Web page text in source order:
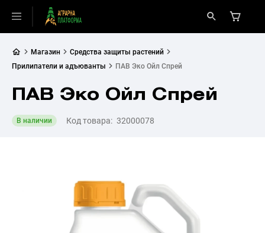
Магазин
Средства защиты растений
Прилипатели и адъюванты
ПАВ Эко Ойл Спрей
ПАВ Эко Ойл Спрей
В наличии Код товара: 32000078